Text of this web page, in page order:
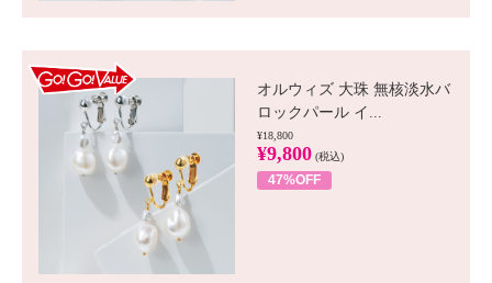
オルウィズ 大珠 無核淡水バ
ロックパール イ...
¥18,800
¥9,800 (税込)
47%OFF